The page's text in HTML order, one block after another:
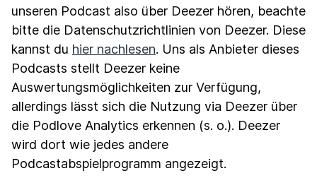
unseren Podcast also über Deezer hören, beachte
bitte die Datenschutzrichtlinien von Deezer. Diese
kannst du hier nachlesen. Uns als Anbieter dieses
Podcasts stellt Deezer keine
Auswertungsmöglichkeiten zur Verfügung,
allerdings lässt sich die Nutzung via Deezer über
die Podlove Analytics erkennen (s. o.). Deezer
wird dort wie jedes andere
Podcastabspielprogramm angezeigt.